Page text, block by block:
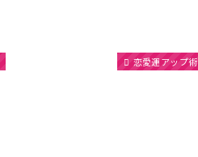
恋愛運アップ術